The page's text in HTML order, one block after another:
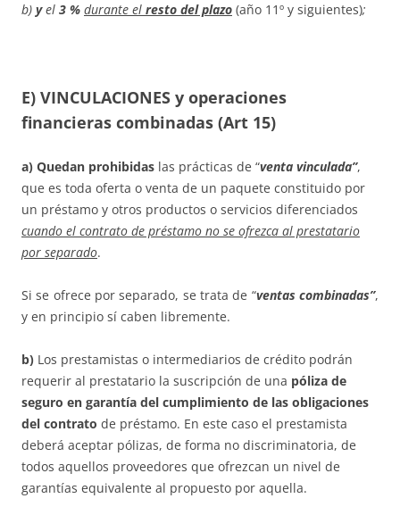
b) yel 3 % durante el resto del plazo (año 11º y siguientes);
E) VINCULACIONES y operaciones
financieras combinadas (Art 15)
a) Quedan prohibidas las prácticas de “venta vinculada”,
que es toda oferta o venta de un paquete constituido por
un préstamo y otros productos o servicios diferenciados
cuando el contrato de préstamo no se ofrezca al prestatario
por separado.
Si se ofrece por separado, se trata de “ventas combinadas”,
y en principio sí caben libremente.
b) Los prestamistas o intermediarios de crédito podrán
requerir al prestatario la suscripción de una póliza de
seguro en garantía del cumplimiento de las obligaciones
del contrato de préstamo. En este caso el prestamista
deberá aceptar pólizas, de forma no discriminatoria, de
todos aquellos proveedores que ofrezcan un nivel de
garantías equivalente al propuesto por aquella.